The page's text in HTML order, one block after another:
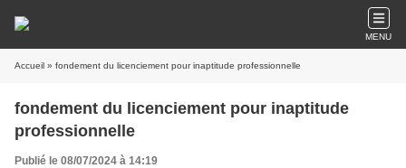
MENU
Accueil » fondement du licenciement pour inaptitude professionnelle
fondement du licenciement pour inaptitude
professionnelle
Publié le 08/07/2024 à 14:19